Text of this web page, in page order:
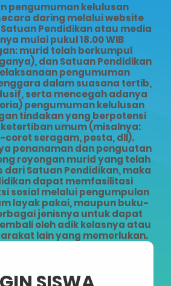
pengumuman kelulusan
daring melalui website
Pendidikan atau media
mulai pukul 18.00 WIB
murid telah berkumpul
dan Satuan Pendidikan
pengumuman
dalam suasana tertib,
serta mencegah adanya
pengumuman kelulusan
tindakan yang berpotensi
umum (misalnya:
coret seragam, pesta, dll).
penanaman dan penguatan
royongan murid yang telah
Satuan Pendidikan, maka
dapat memfasilitasi
sosial melalui pengumpulan
layak pakai, maupun buku-
jenisnya untuk dapat
oleh adik kelasnya atau
lain yang memerlukan.